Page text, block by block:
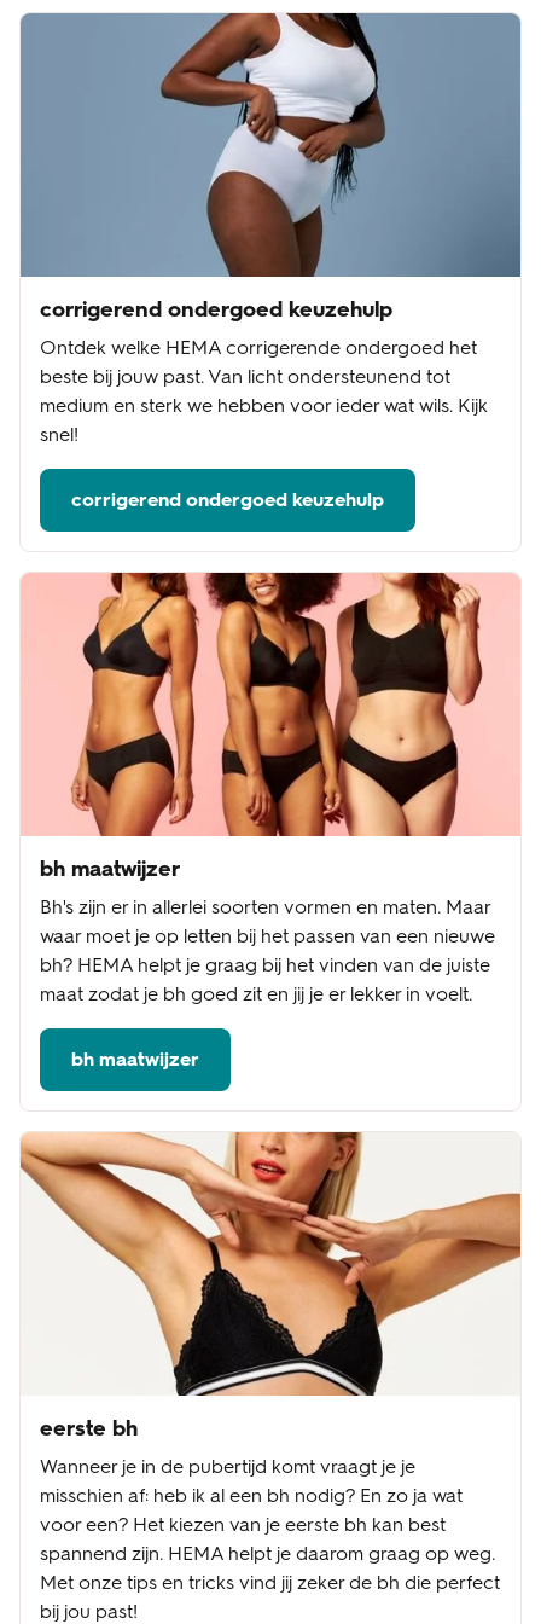
corrigerend ondergoed keuzehulp
Ontdek welke HEMA corrigerende ondergoed het
beste bij jouw past. Van licht ondersteunend tot
medium en sterk we hebben voor ieder wat wils. Kijk
snel!
corrigerend ondergoed keuzehulp
bh maatwijzer
Bh's zijn er in allerlei soorten vormen en maten. Maar
waar moet je op letten bij het passen van een nieuwe
bh? HEMA helpt je graag bij het vinden van de juiste
maat zodat je bh goed zit en jij je er lekker in voelt.
bh maatwijzer
eerste bh
Wanneer je in de pubertijd komt vraagt je je
misschien af: heb ik al een bh nodig? En zo ja wat
voor een? Het kiezen van je eerste bh kan best
spannend zijn. HEMA helpt je daarom graag op weg.
Met onze tips en tricks vind jij zeker de bh die perfect
bij jou past!